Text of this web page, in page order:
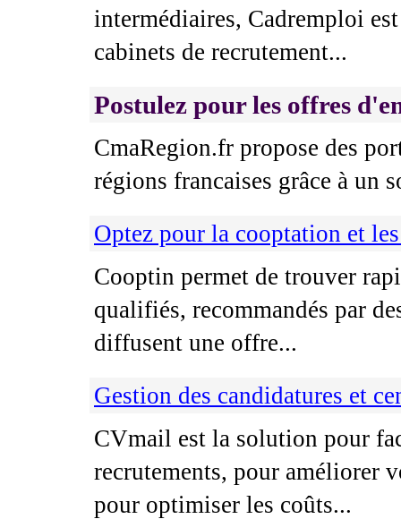
intermédiaires, Cadremploi
cabinets de recrutement...
Postulez pour les offres
CmaRegion.fr propose des
régions francaises grâce à un
Optez pour la cooptation et
Cooptin permet de trouver
qualifiés, recommandés par
diffusent une offre...
Gestion des candidatures et
CVmail est la solution pour
recrutements, pour améliorer
pour optimiser les coûts...